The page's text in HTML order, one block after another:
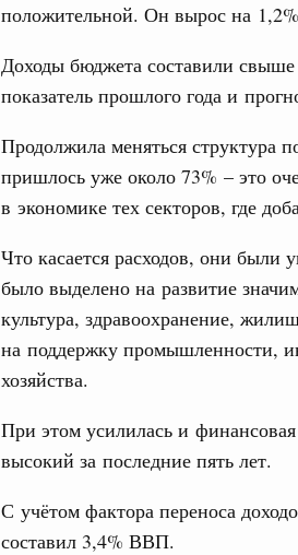
положительной. Он вырос на
Доходы бюджета составили
показатель прошлого года и
Продолжила меняться структура
пришлось уже около 73% – это
в экономике тех секторов, где
Что касается расходов, они были
было выделено на развитие
культура, здравоохранение,
на поддержку промышленности,
хозяйства.
При этом усилилась и
высокий за последние пять лет.
С учётом фактора переноса
составил 3,4% ВВП.